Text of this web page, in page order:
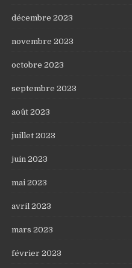
décembre 2023
novembre 2023
octobre 2023
septembre 2023
août 2023
juillet 2023
juin 2023
mai 2023
avril 2023
mars 2023
février 2023